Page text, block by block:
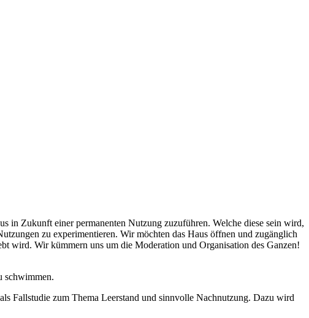
in Zukunft einer permanenten Nutzung zuzuführen. Welche diese sein wird,
zu experimentieren. Wir möchten das Haus öffnen und zugänglich
wird. Wir kümmern uns um die Moderation und Organisation des Ganzen!
schwimmen.
Fallstudie zum Thema Leerstand und sinnvolle Nachnutzung. Dazu wird